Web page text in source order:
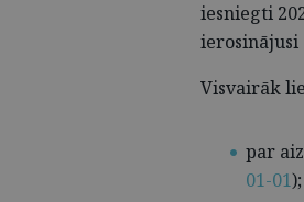
iesniegti
ierosinājusi
Visvairāk
par
01-01);